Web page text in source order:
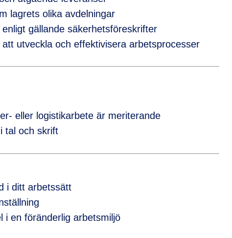
lagrets olika avdelningar
gällande säkerhetsföreskrifter
utveckla och effektivisera arbetsprocesser
eller logistikarbete är meriterande
tal och skrift
i ditt arbetssätt
i en föränderlig arbetsmiljö